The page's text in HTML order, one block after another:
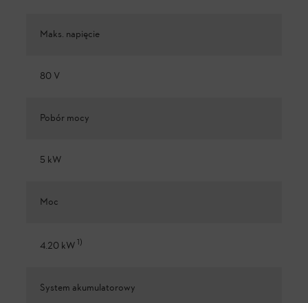
Maks. napięcie
80 V
Pobór mocy
5 kW
Moc
4.20 kW1)
System akumulatorowy